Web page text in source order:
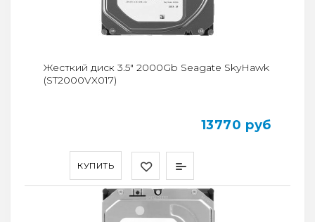
КУПИТЬ
Жесткий диск 3.5" 2000Gb Seagate SkyHawk
(ST2000VX017)
13770 руб